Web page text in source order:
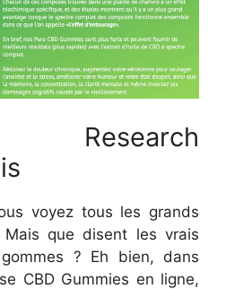
Research
voyez tous les grands
Mais que disent les vrais
? Eh bien, dans
CBD Gummies en ligne,